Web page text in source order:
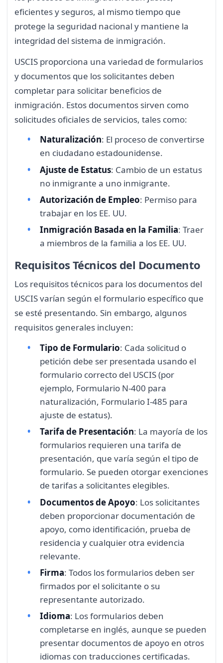
eficientes y seguros, al mismo tiempo que
protege la seguridad nacional y mantiene la
integridad del sistema de inmigración.
USCIS proporciona una variedad de formularios
y documentos que los solicitantes deben
completar para solicitar beneficios de
inmigración. Estos documentos sirven como
solicitudes oficiales de servicios, tales como:
Naturalización: El proceso de convertirse
en ciudadano estadounidense.
Ajuste de Estatus: Cambio de un estatus
no inmigrante a uno inmigrante.
Autorización de Empleo: Permiso para
trabajar en los EE. UU.
Inmigración Basada en la Familia: Traer
a miembros de la familia a los EE. UU.
Requisitos Técnicos del Documento
Los requisitos técnicos para los documentos del
USCIS varían según el formulario específico que
se esté presentando. Sin embargo, algunos
requisitos generales incluyen:
Tipo de Formulario: Cada solicitud o
petición debe ser presentada usando el
formulario correcto del USCIS (por
ejemplo, Formulario N-400 para
naturalización, Formulario I-485 para
ajuste de estatus).
Tarifa de Presentación: La mayoría de los
formularios requieren una tarifa de
presentación, que varía según el tipo de
formulario. Se pueden otorgar exenciones
de tarifas a solicitantes elegibles.
Documentos de Apoyo: Los solicitantes
deben proporcionar documentación de
apoyo, como identificación, prueba de
residencia y cualquier otra evidencia
relevante.
Firma: Todos los formularios deben ser
firmados por el solicitante o su
representante autorizado.
Idioma: Los formularios deben
completarse en inglés, aunque se pueden
presentar documentos de apoyo en otros
idiomas con traducciones certificadas.